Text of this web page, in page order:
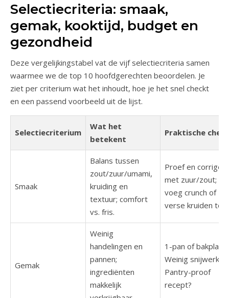
Selectiecriteria: smaak,
gemak, kooktijd, budget en
gezondheid
Deze vergelijkingstabel vat de vijf selectiecriteria samen
waarmee we de top 10 hoofdgerechten beoordelen. Je
ziet per criterium wat het inhoudt, hoe je het snel checkt
en een passend voorbeeld uit de lijst.
Selectiecriterium
Wat het
betekent
Praktische check
Smaak
Balans tussen
zout/zuur/umami,
kruiding en
textuur; comfort
vs. fris.
Proef en
met zuur/zout;
voeg crunch of
verse kruiden toe.
Gemak
Weinig
handelingen en
pannen;
ingrediënten
makkelijk
1-pan of bakplaat?
Weinig snijwerk?
Pantry-proof
recept?